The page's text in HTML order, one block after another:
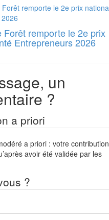
Forêt remporte le 2e prix
Entrepreneurs 2026
un
?
a priori
a priori : votre contribution
avoir été validée par les
?